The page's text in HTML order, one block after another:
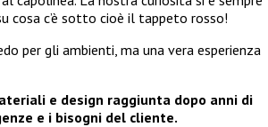
cosa c’è sotto cioè il tappeto rosso!
per gli ambienti, ma una vera esperienza
e design raggiunta dopo anni di
e i bisogni del cliente.